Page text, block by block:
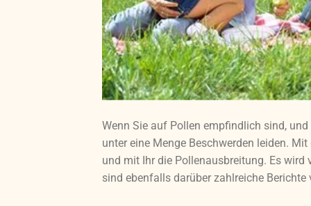
Wenn Sie auf Pollen empfindlich sind,
unter eine Menge Beschwerden leiden.
und mit Ihr die Pollenausbreitung. Es wird
sind ebenfalls darüber zahlreiche Berichte